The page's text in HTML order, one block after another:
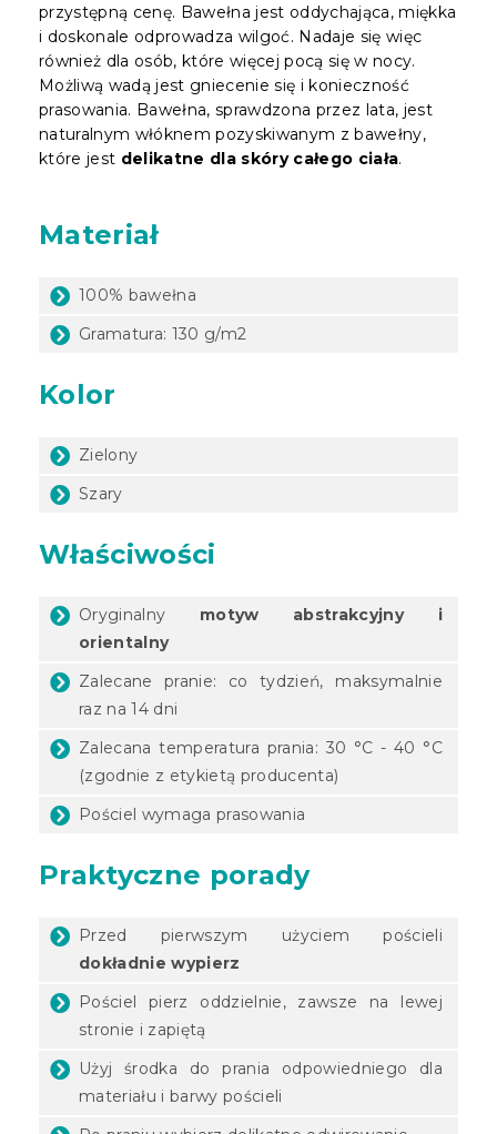
przystępną cenę. Bawełna jest oddychająca, miękka
i doskonale odprowadza wilgoć. Nadaje się więc
również dla osób, które więcej pocą się w nocy.
Możliwą wadą jest gniecenie się i konieczność
prasowania. Bawełna, sprawdzona przez lata, jest
naturalnym włóknem pozyskiwanym z bawełny,
które jest delikatne dla skóry całego ciała.
Materiał
100% bawełna
Gramatura: 130 g/m2
Kolor
Zielony
Szary
Właściwości
Oryginalny motyw abstrakcyjny i
orientalny
Zalecane pranie: co tydzień, maksymalnie
raz na 14 dni
Zalecana temperatura prania: 30 °C - 40 °C
(zgodnie z etykietą producenta)
Pościel wymaga prasowania
Praktyczne porady
Przed pierwszym użyciem pościeli
dokładnie wypierz
Pościel pierz oddzielnie, zawsze na lewej
stronie i zapiętą
Użyj środka do prania odpowiedniego dla
materiału i barwy pościeli